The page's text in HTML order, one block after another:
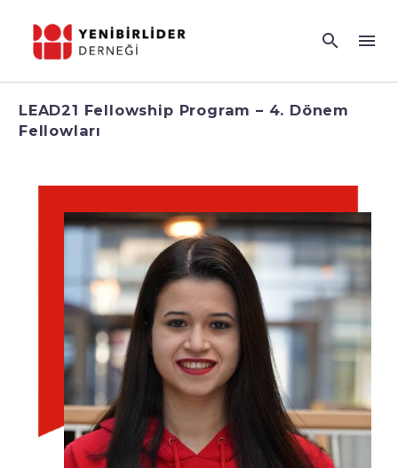
LEAD21 Fellowship Program – 4. Dönem
Fellowları